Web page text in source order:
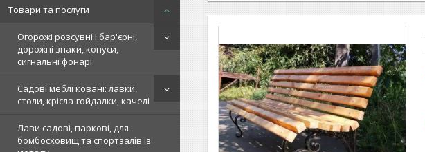
Товари та послуги
Огорожі розсувні і бар'єрні,
дорожні знаки, конуси,
сигнальні фонарі
Садові меблі ковані: лавки,
столи, крісла-гойдалки, качелі
Лави садові, паркові, для
бомбосховищ та спортзалів із